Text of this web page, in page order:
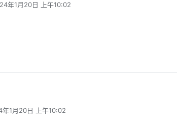
年1月20日 上午10:02
辑
年1月20日 上午10:02